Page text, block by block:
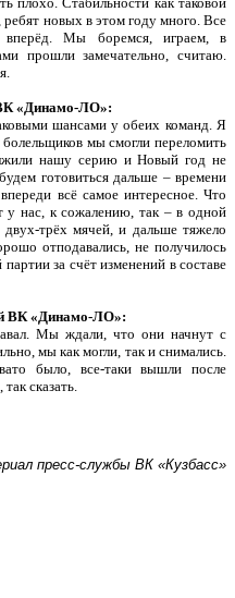
новых в этом году много. Все
вперёд. Мы боремся, играем, в
прошли замечательно, считаю.
«Динамо-ЛО»:
шансами у обеих команд. Я
болельщиков мы смогли переломить
нашу серию и Новый год не
готовиться дальше – времени
всё самое интересное. Что
у нас, к сожалению, так – в одной
трёх мячей, и дальше тяжело
отподавались, не получилось
за счёт изменений в составе
ВК «Динамо-ЛО»:
Мы ждали, что они начнут с
мы как могли, так и снимались.
было, все-таки вышли после
сказать.
пресс-службы ВК «Кузбасс»